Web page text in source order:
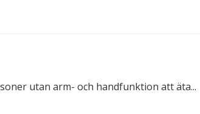
utan arm- och handfunktion att äta...